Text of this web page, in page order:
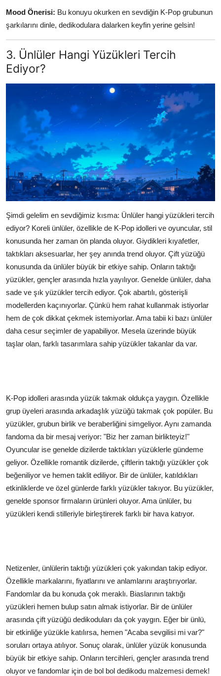
Mood Önerisi: Bu konuyu okurken en sevdiğin K-Pop grubunun
şarkılarını dinle, dedikodulara dalarken keyfin yerine gelsin!
3. Ünlüler Hangi Yüzükleri Tercih
Ediyor?
Şimdi gelelim en sevdiğimiz kısma: Ünlüler hangi yüzükleri tercih
ediyor? Koreli ünlüler, özellikle de K-Pop idolleri ve oyuncular, stil
konusunda her zaman ön planda oluyor. Giydikleri kıyafetler,
taktıkları aksesuarlar, her şey anında trend oluyor. Çift yüzüğü
konusunda da ünlüler büyük bir etkiye sahip. Onların taktığı
yüzükler, gençler arasında hızla yayılıyor. Genelde ünlüler, daha
sade ve şık yüzükler tercih ediyor. Çok abartılı, gösterişli
modellerden kaçınıyorlar. Çünkü hem rahat kullanmak istiyorlar
hem de çok dikkat çekmek istemiyorlar. Ama tabii ki bazı ünlüler
daha cesur seçimler de yapabiliyor. Mesela üzerinde büyük
taşlar olan, farklı tasarımlara sahip yüzükler takanlar da var.
K-Pop idolleri arasında yüzük takmak oldukça yaygın. Özellikle
grup üyeleri arasında arkadaşlık yüzüğü takmak çok popüler. Bu
yüzükler, grubun birlik ve beraberliğini simgeliyor. Aynı zamanda
fandoma da bir mesaj veriyor: "Biz her zaman birlikteyiz!"
Oyuncular ise genelde dizilerde taktıkları yüzüklerle gündeme
geliyor. Özellikle romantik dizilerde, çiftlerin taktığı yüzükler çok
beğeniliyor ve hemen taklit ediliyor. Bir de ünlüler, katıldıkları
etkinliklerde ve özel günlerde farklı yüzükler takıyor. Bu yüzükler,
genelde sponsor firmaların ürünleri oluyor. Ama ünlüler, bu
yüzükleri kendi stilleriyle birleştirerek farklı bir hava katıyor.
Netizenler, ünlülerin taktığı yüzükleri çok yakından takip ediyor.
Özellikle markalarını, fiyatlarını ve anlamlarını araştırıyorlar.
Fandomlar da bu konuda çok meraklı. Biaslarının taktığı
yüzükleri hemen bulup satın almak istiyorlar. Bir de ünlüler
arasında çift yüzüğü dedikoduları da çok yaygın. Eğer bir ünlü,
bir etkinliğe yüzükle katılırsa, hemen "Acaba sevgilisi mi var?"
soruları ortaya atılıyor. Sonuç olarak, ünlüler yüzük konusunda
büyük bir etkiye sahip. Onların tercihleri, gençler arasında trend
oluyor ve fandomlar için de bol bol dedikodu malzemesi demek!